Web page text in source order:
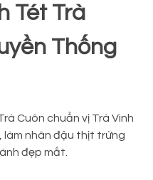
Tét Trà
Thống
Cuôn chuẩn vị Trà Vinh
làm nhân đậu thịt trứng
đẹp mắt.